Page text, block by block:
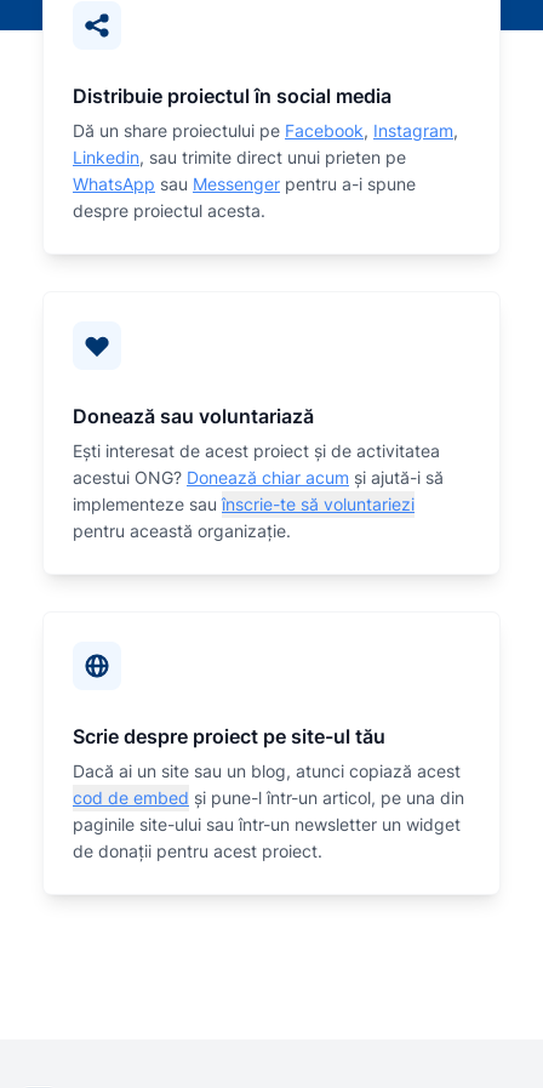
Distribuie proiectul în social media
Dă un share proiectului pe Facebook, Instagram,
Linkedin, sau trimite direct unui prieten pe
WhatsApp sau Messenger pentru a-i spune
despre proiectul acesta.
Donează sau voluntariază
Eşti interesat de acest proiect și de activitatea
acestui ONG? Donează chiar acum și ajută-i să
implementeze sauînscrie-te să voluntariezi
pentru această organizaţie.
Scrie despre proiect pe site-ul tău
Dacă ai un site sau un blog, atunci copiază acest
cod de embed și pune-l într-un articol, pe una din
paginile site-ului sau într-un newsletter un widget
de donații pentru acest proiect.